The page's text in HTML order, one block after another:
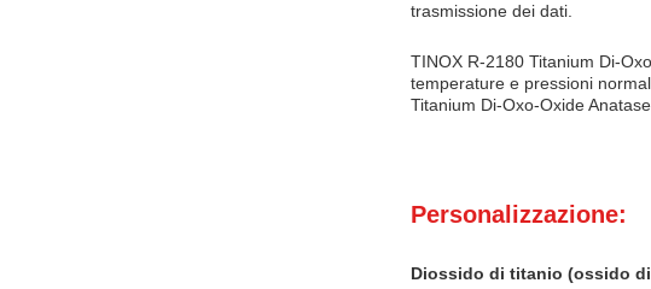
trasmissione dei dati.
TINOX R-2180 Titanium Di-
temperature e pressioni
Titanium Di-Oxo-Oxide
Personalizzazione:
Diossido di titanio (ossido